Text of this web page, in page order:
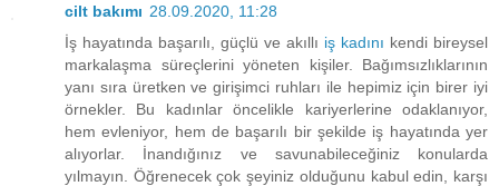
cilt bakımı 28.09.2020, 11:28
İş hayatında başarılı, güçlü ve akıllı iş kadını kendi bireysel
markalaşma süreçlerini yöneten kişiler. Bağımsızlıklarının
yanı sıra üretken ve girişimci ruhları ile hepimiz için birer iyi
örnekler. Bu kadınlar öncelikle kariyerlerine odaklanıyor,
hem evleniyor, hem de başarılı bir şekilde iş hayatında yer
alıyorlar. İnandığınız ve savunabileceğiniz konularda
yılmayın. Öğrenecek çok şeyiniz olduğunu kabul edin, karşı